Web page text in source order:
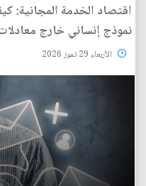
اقتصاد الخدمة المجانية:
نموذج إنساني خارج
الأربعاء 29 تموز 2026